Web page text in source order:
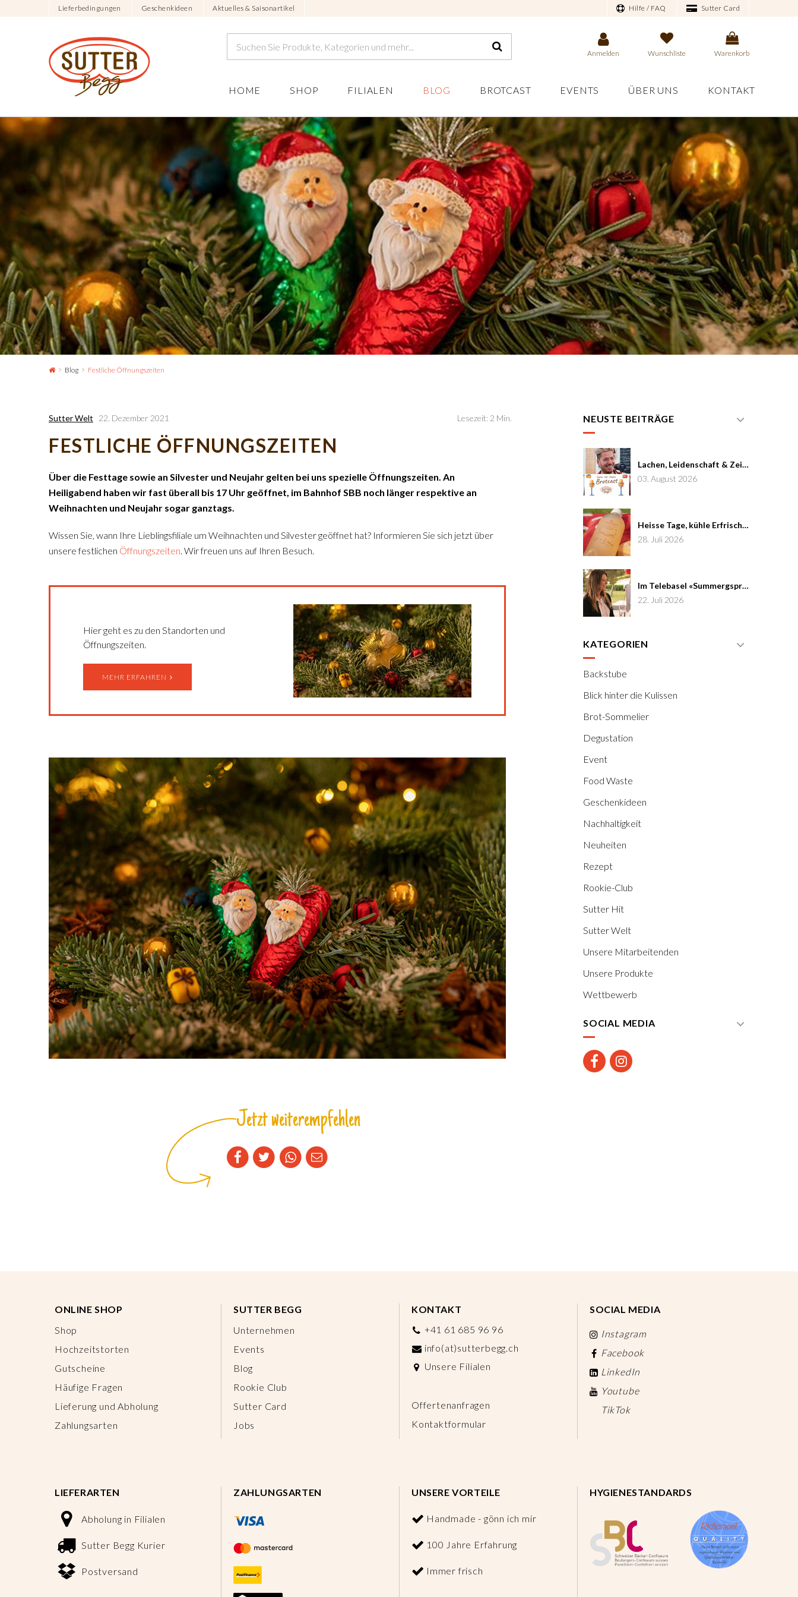
Lieferbedingungen Geschenkideen Aktuelles & Saisonartikel Hilfe / FAQ Sutter Card
Anmelden Wunschliste Warenkorb
HOME SHOP FILIALEN BLOG BROTCAST EVENTS ÜBER UNS KONTAKT
Blog Festliche Öffnungszeiten
Sutter Welt 22. Dezember 2021 Lesezeit: 2 Min.
FESTLICHE ÖFFNUNGSZEITEN
Über die Festtage sowie an Silvester und Neujahr gelten bei uns spezielle Öffnungszeiten. An
Heiligabend haben wir fast überall bis 17 Uhr geöffnet, im Bahnhof SBB noch länger respektive an
Weihnachten und Neujahr sogar ganztags.
Wissen Sie, wann Ihre Lieblingsfiliale um Weihnachten und Silvester geöffnet hat? Informieren Sie sich jetzt über
unsere festlichen Öffnungszeiten. Wir freuen uns auf Ihren Besuch.
Hier geht es zu den Standorten und
Öffnungszeiten.
MEHR ERFAHREN
Jetzt weiterempfehlen
NEUSTE BEITRÄGE
Lachen, Leidenschaft & Zeit: Joël von Mutzenbecher im Brotcast #7
03. August 2026
Heisse Tage, kühle Erfrischung
28. Juli 2026
Im Telebasel «Summergspröch» zu Gast
22. Juli 2026
KATEGORIEN
Backstube
Blick hinter die Kulissen
Brot-Sommelier
Degustation
Event
Food Waste
Geschenkideen
Nachhaltigkeit
Neuheiten
Rezept
Rookie-Club
Sutter Hit
Sutter Welt
Unsere Mitarbeitenden
Unsere Produkte
Wettbewerb
SOCIAL MEDIA
ONLINE SHOP
Shop
Hochzeitstorten
Gutscheine
Häufige Fragen
Lieferung und Abholung
Zahlungsarten
SUTTER BEGG
Unternehmen
Events
Blog
Rookie Club
Sutter Card
Jobs
KONTAKT
+41 61 685 96 96
info(at)sutterbegg.ch
Unsere Filialen
Offertenanfragen
Kontaktformular
SOCIAL MEDIA
Instagram
Facebook
LinkedIn
Youtube
TikTok
LIEFERARTEN
Abholung in Filialen
Sutter Begg Kurier
Postversand
ZAHLUNGSARTEN UNSERE VORTEILE
Handmade - gönn ich mir
100 Jahre Erfahrung
Immer frisch
HYGIENESTANDARDS